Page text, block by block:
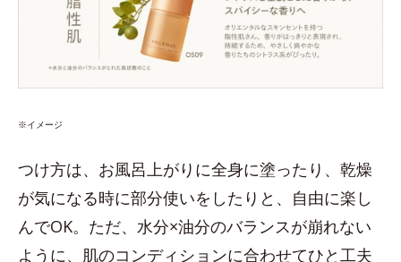
※イメージ
つけ方は、お風呂上がりに全身に塗ったり、乾燥
が気になる時に部分使いをしたりと、自由に楽し
んでOK。ただ、水分×油分のバランスが崩れない
ように、肌のコンディションに合わせてひと工夫